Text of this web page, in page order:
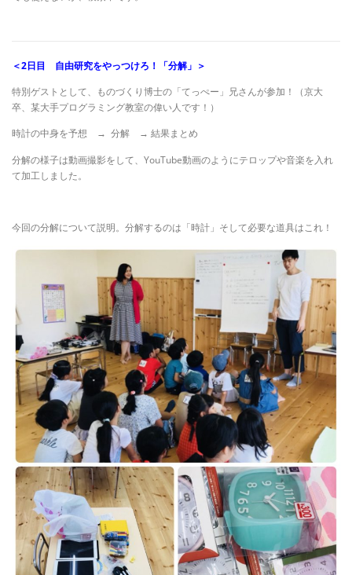
＜2日目 自由研究をやっつけろ！「分解」＞
特別ゲストとして、ものづくり博士の「てっぺー」兄さんが参加！（京大
卒、某大手プログラミング教室の偉い人です！）
時計の中身を予想 → 分解 → 結果まとめ
分解の様子は動画撮影をして、YouTube動画のようにテロップや音楽を入れ
て加工しました。
今回の分解について説明。分解するのは「時計」そして必要な道具はこれ！